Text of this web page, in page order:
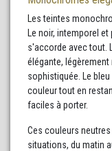
Les teintes
Le noir, intemporel
s'accorde avec tout.
élégante,
sophistiquée. Le
couleur tout en
faciles à porter.
Ces couleurs
situations, du matin